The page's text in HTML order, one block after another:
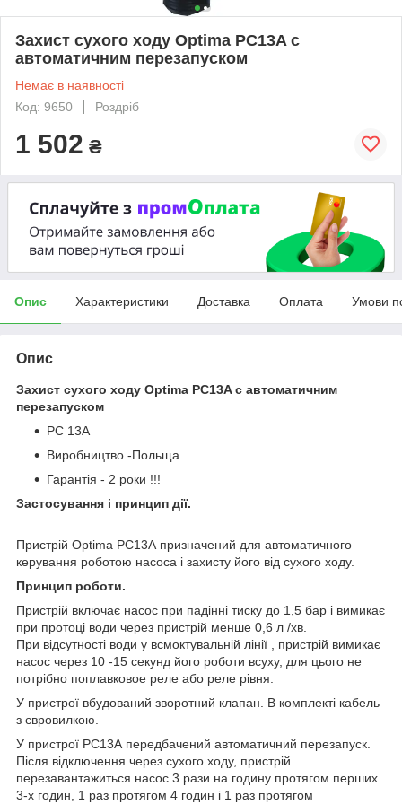
Захист сухого ходу Optima PC13A c
автоматичним перезапуском
Немає в наявності
Код: 9650
Роздріб
1 502 ₴
Опис Характеристики Доставка Оплата Умови
Опис
Захист сухого ходу Optima PC13A c автоматичним
перезапуском
PC 13А
Виробництво -Польща
Гарантія - 2 роки !!!
Застосування і принцип дії.
Пристрій Optima РС13А призначений для автоматичного
керування роботою насоса і захисту його від сухого ходу.
Принцип роботи.
Пристрій включає насос при падінні тиску до 1,5 бар і вимикає
при протоці води через пристрій менше 0,6 л /хв.
При відсутності води у всмоктувальній лінії , пристрій вимикає
насос через 10 -15 секунд його роботи всуху, для цього не
потрібно поплавковое реле або реле рівня.
У пристрої вбудований зворотний клапан. В комплекті кабель
з євровилкою.
У пристрої РС13А передбачений автоматичний перезапуск.
Після відключення через сухого ходу, пристрій
перезавантажиться насос 3 рази на годину протягом перших
3-х годин, 1 раз протягом 4 годин і 1 раз протягом